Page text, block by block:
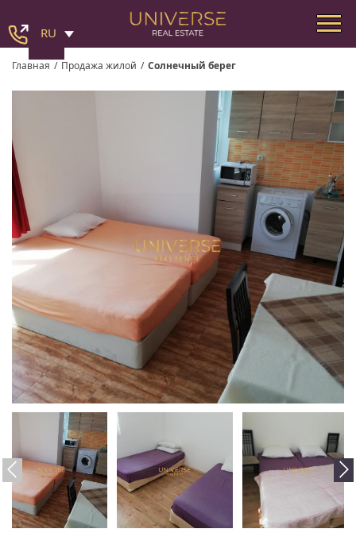
RU
Главная / Продажа жилой / Солнечный берег